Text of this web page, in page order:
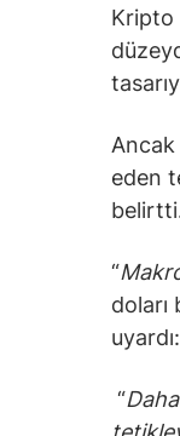
Kripto
Ancak
eden
“
uyardı:
“